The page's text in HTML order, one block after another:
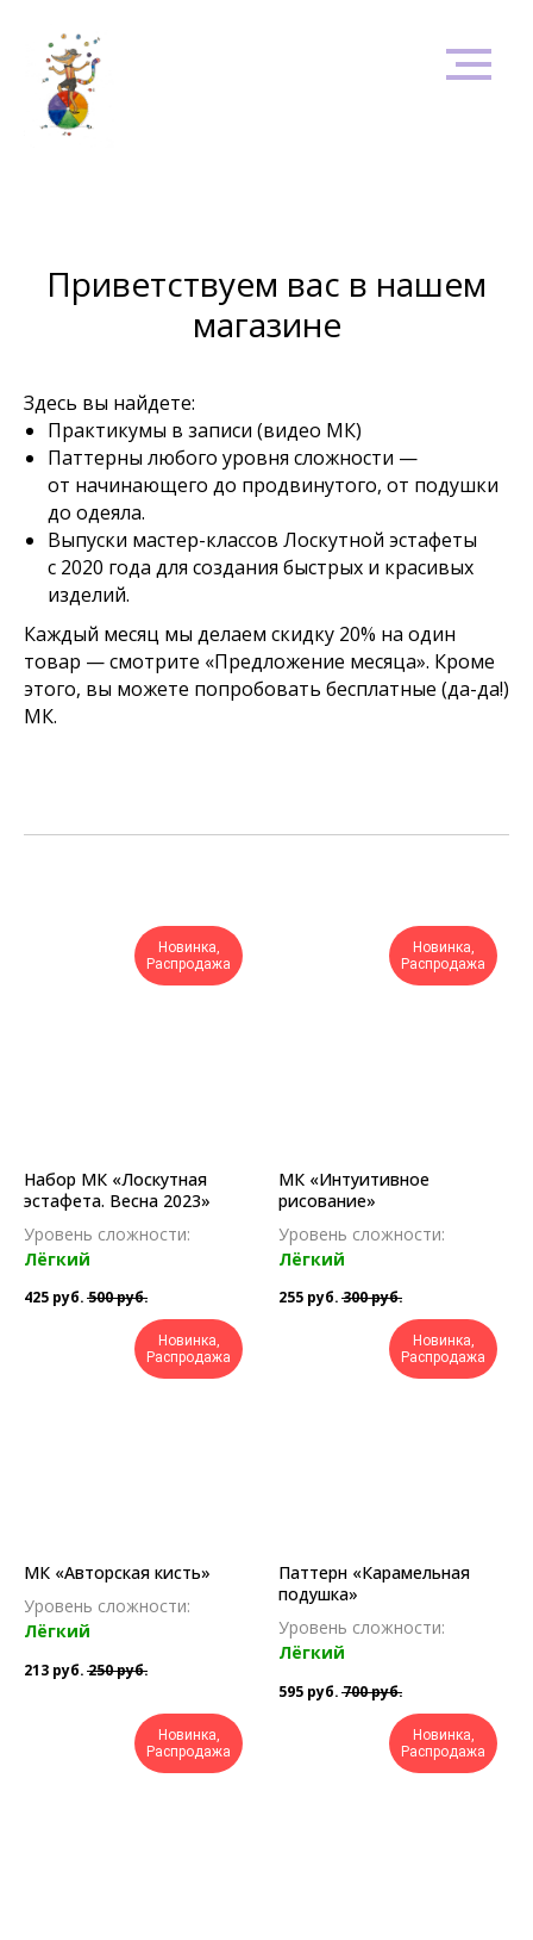
Приветствуем вас в нашем
магазине
Здесь вы найдете:
Практикумы в записи (видео МК)
Паттерны любого уровня сложности —
от начинающего до продвинутого, от подушки
до одеяла.
Выпуски мастер-классов Лоскутной эстафеты
с 2020 года для создания быстрых и красивых
изделий.
Каждый месяц мы делаем скидку 20% на один
товар — смотрите «Предложение месяца». Кроме
этого, вы можете попробовать бесплатные (да-да!)
МК.
Новинка,
Распродажа
Набор МК «Лоскутная
эстафета. Весна 2023»
Уровень сложности:
Лёгкий
425 руб. 500руб.
Новинка,
Распродажа
МК «Интуитивное
рисование»
Уровень сложности:
Лёгкий
255 руб. 300руб.
Новинка,
Распродажа
МК «Авторская кисть»
Уровень сложности:
Лёгкий
213 руб. 250руб.
Новинка,
Распродажа
Паттерн «Карамельная
подушка»
Уровень сложности:
Лёгкий
595 руб. 700руб.
Новинка,
Распродажа
Новинка,
Распродажа